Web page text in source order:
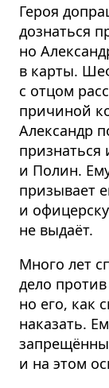
Героя
дознаться
но
в карты.
с отцом
причиной
Александр
и Полин.
призывает
и
не выдаёт.
Много лет
дело
но его, как
наказать.
и на этом